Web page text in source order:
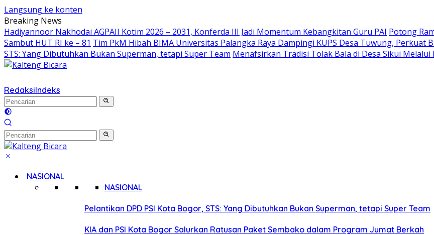
Langsung ke konten
Breaking News
Hadiyannoor Nakhodai AGPAII Kotim 2026 – 2031, Konferda III Jadi Momentum Kebangkitan Guru PAI Potong
Sambut HUT RI ke – 81 Tim PkM Hibah BIMA Universitas Palangka Raya Dampingi KUPS Desa Tuwung, Perkuat
STS: Yang Dibutuhkan Bukan Superman, tetapi Super Team Menafsirkan Tradisi Tolak Bala di Desa Sikui
RedaksiIndeks
NASIONAL
NASIONAL
Pelantikan DPD PSI Kota Bogor, STS: Yang Dibutuhkan Bukan Superman, tetapi Super Team
KIA dan PSI Kota Bogor Salurkan Ratusan Paket Sembako dalam Program Jumat Berkah